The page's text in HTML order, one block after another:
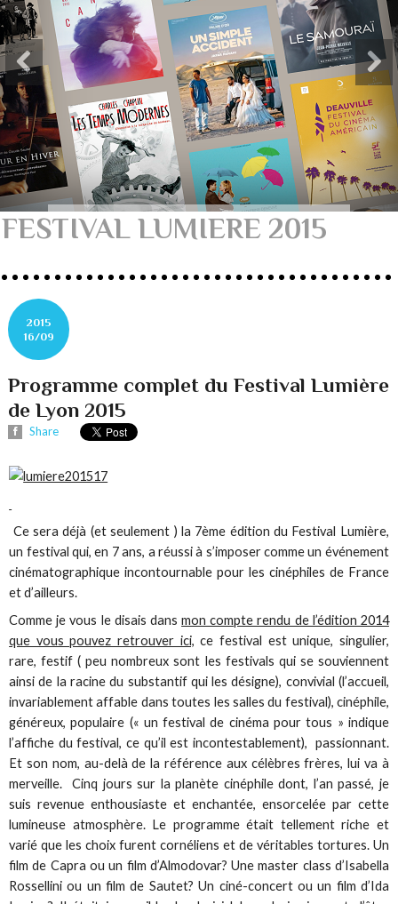
FESTIVAL LUMIERE 2015
2015
16/09
Programme complet du Festival Lumière
de Lyon 2015
Share
Ce sera déjà (et seulement ) la 7ème édition du Festival Lumière,
un festival qui, en 7 ans, a réussi à s’imposer comme un événement
cinématographique incontournable pour les cinéphiles de France
et d’ailleurs.
Comme je vous le disais dansmon compte rendu de l’édition 2014
que vous pouvez retrouver ici, ce festival est unique, singulier,
rare, festif ( peu nombreux sont les festivals qui se souviennent
ainsi de la racine du substantif qui les désigne), convivial (l’accueil,
invariablement affable dans toutes les salles du festival), cinéphile,
généreux, populaire (« un festival de cinéma pour tous » indique
l’affiche du festival, ce qu’il est incontestablement), passionnant.
Et son nom, au-delà de la référence aux célèbres frères, lui va à
merveille. Cinq jours sur la planète cinéphile dont, l’an passé, je
suis revenue enthousiaste et enchantée, ensorcelée par cette
lumineuse atmosphère. Le programme était tellement riche et
varié que les choix furent cornéliens et de véritables tortures. Un
film de Capra ou un film d’Almodovar? Une master class d’Isabella
Rossellini ou un film de Sautet? Un ciné-concert ou un film d’Ida